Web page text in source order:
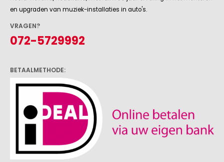
en upgraden van muziek-installaties in auto's.
VRAGEN?
072-5729992
BETAALMETHODE: